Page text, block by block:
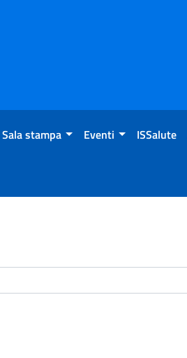
Sala stampa Eventi ISSalute